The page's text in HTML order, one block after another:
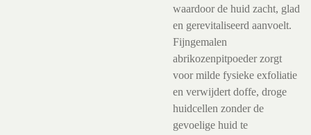
waardoor de huid zacht, glad
en gerevitaliseerd aanvoelt.
Fijngemalen
abrikozenpitpoeder zorgt
voor milde fysieke exfoliatie
en verwijdert doffe, droge
huidcellen zonder de
gevoelige huid te